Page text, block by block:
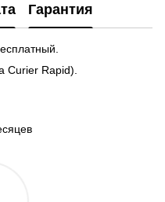
Гарантия
Curier Rapid).